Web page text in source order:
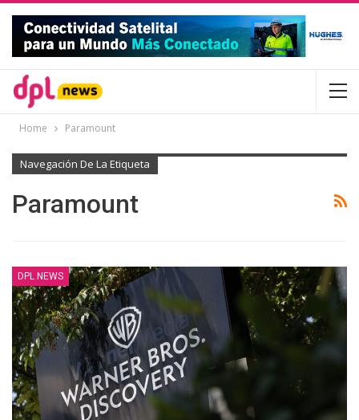
Home Paramount
Navegación De La Etiqueta
Paramount
DPL NEWS